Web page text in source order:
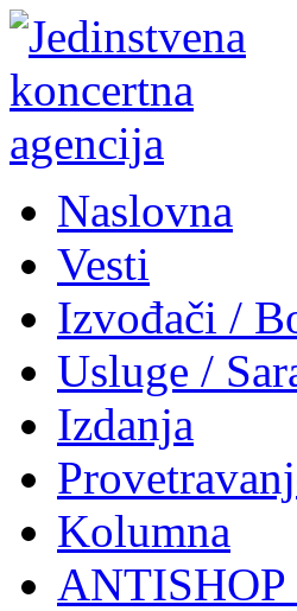
Naslovna
Vesti
Izvođači /
Usluge /
Izdanja
Kolumna